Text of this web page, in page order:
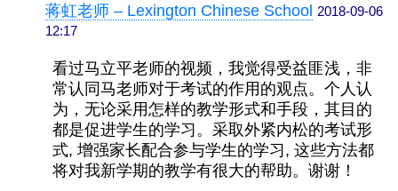
蒋虹老师 – Lexington Chinese School 2018-09-06
12:17
看过马立平老师的视频，我觉得受益匪浅， 非
常认同马老师对于考试的作用的观点。个人认
为，无论采用怎样的教学形式和手段，其目的
都是促进学生的学习 。采取外紧内松的考试形
式, 增强家长配合参与学生的学习, 这些方法都
将对我新学期的教学有很大的帮助。谢谢！